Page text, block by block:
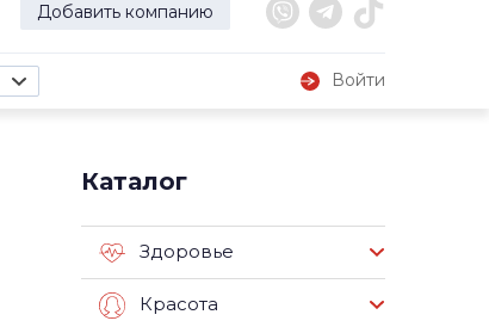
Добавить компанию
Войти
Каталог
Здоровье
Красота